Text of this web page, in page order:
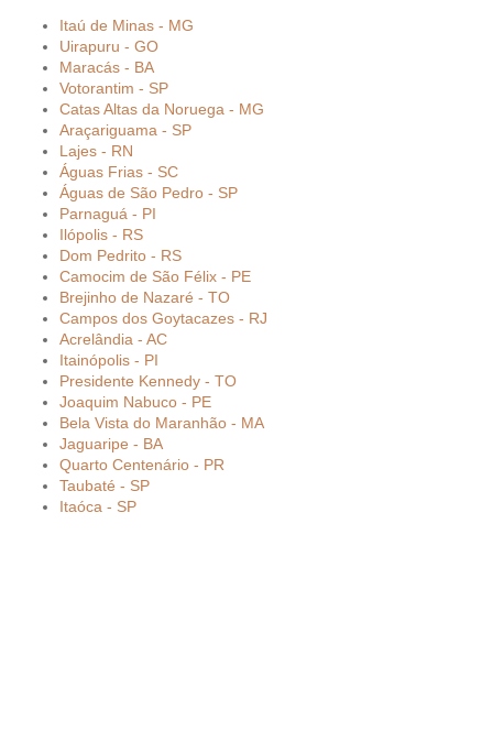
Itaú de Minas - MG
Uirapuru - GO
Maracás - BA
Votorantim - SP
Catas Altas da Noruega - MG
Araçariguama - SP
Lajes - RN
Águas Frias - SC
Águas de São Pedro - SP
Parnaguá - PI
Ilópolis - RS
Dom Pedrito - RS
Camocim de São Félix - PE
Brejinho de Nazaré - TO
Campos dos Goytacazes - RJ
Acrelândia - AC
Itainópolis - PI
Presidente Kennedy - TO
Joaquim Nabuco - PE
Bela Vista do Maranhão - MA
Jaguaripe - BA
Quarto Centenário - PR
Taubaté - SP
Itaóca - SP